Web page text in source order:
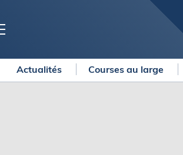
Actualités Courses au large